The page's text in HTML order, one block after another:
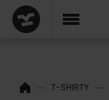
T-SHIRTY